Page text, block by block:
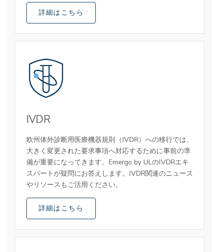
詳細はこちら
IVDR
欧州体外診断用医療機器規則（IVDR）への移行では、
大きく変更された要求事項へ対応するために事前の準
備が重要になってきます。Emergo by ULのIVDRエキ
スパートが疑問にお答えします。IVDR関連のニュース
やリソースもご活用ください。
詳細はこちら